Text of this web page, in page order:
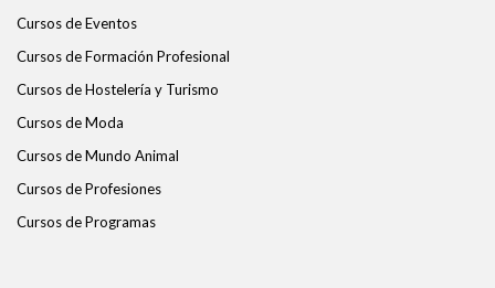
Cursos de Eventos
Cursos de Formación Profesional
Cursos de Hostelería y Turismo
Cursos de Moda
Cursos de Mundo Animal
Cursos de Profesiones
Cursos de Programas